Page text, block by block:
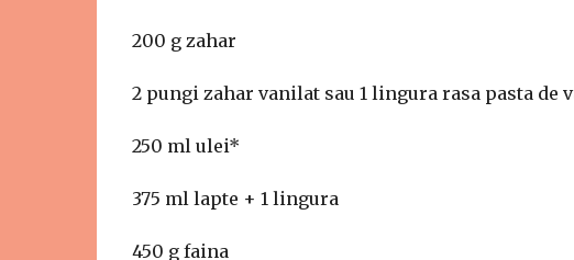
200 g zahar
2 pungi zahar vanilat sau 1 lingura rasa pasta de
250 ml ulei*
375 ml lapte + 1 lingura
450 g faina